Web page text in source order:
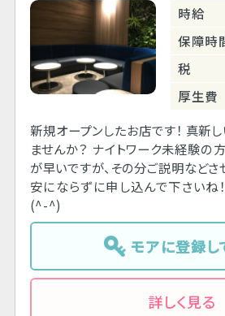
時給
保障時
税
厚生費
新規オープンしたお店です！ 真新
ませんか？ ナイトワーク未経験の
が早いですが、その分ご説明などさ
安にならずに申し込んで下さいね
(^-^)
モアに登録し
詳しく見る